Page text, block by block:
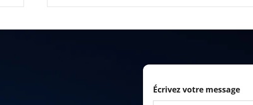
Écrivez votre message